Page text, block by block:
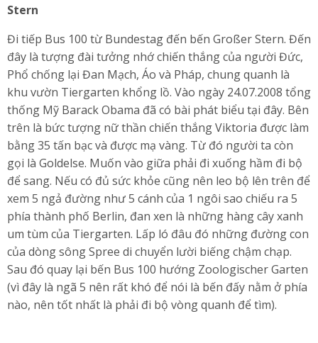
Stern
Đi tiếp Bus 100 từ Bundestag đến bến Großer Stern. Đến
đây là tượng đài tưởng nhớ chiến thắng của người Đức,
Phổ chống lại Đan Mạch, Áo và Pháp, chung quanh là
khu vườn Tiergarten khổng lồ. Vào ngày 24.07.2008 tổng
thống Mỹ Barack Obama đã có bài phát biểu tại đây. Bên
trên là bức tượng nữ thần chiến thắng Viktoria được làm
bằng 35 tấn bạc và được mạ vàng. Từ đó người ta còn
gọi là Goldelse. Muốn vào giữa phải đi xuống hầm đi bộ
để sang. Nếu có đủ sức khỏe cũng nên leo bộ lên trên để
xem 5 ngả đường như 5 cánh của 1 ngôi sao chiếu ra 5
phía thành phố Berlin, đan xen là những hàng cây xanh
um tùm của Tiergarten. Lấp ló đâu đó những đường con
của dòng sông Spree di chuyển lười biếng chậm chạp.
Sau đó quay lại bến Bus 100 hướng Zoologischer Garten
(vì đây là ngã 5 nên rất khó để nói là bến đấy nằm ở phía
nào, nên tốt nhất là phải đi bộ vòng quanh để tìm).